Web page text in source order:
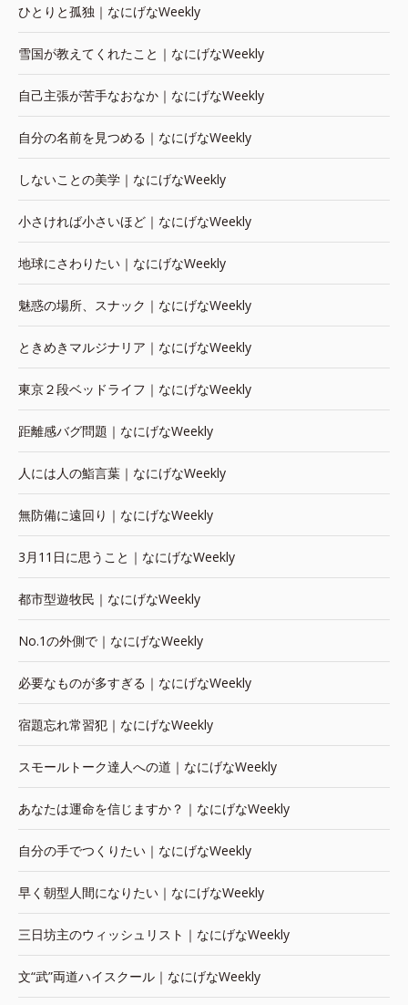
ひとりと孤独｜なにげなWeekly
雪国が教えてくれたこと｜なにげなWeekly
自己主張が苦手なおなか｜なにげなWeekly
自分の名前を見つめる｜なにげなWeekly
しないことの美学｜なにげなWeekly
小さければ小さいほど｜なにげなWeekly
地球にさわりたい｜なにげなWeekly
魅惑の場所、スナック｜なにげなWeekly
ときめきマルジナリア｜なにげなWeekly
東京２段ベッドライフ｜なにげなWeekly
距離感バグ問題｜なにげなWeekly
人には人の鮨言葉｜なにげなWeekly
無防備に遠回り｜なにげなWeekly
3月11日に思うこと｜なにげなWeekly
都市型遊牧民｜なにげなWeekly
No.1の外側で｜なにげなWeekly
必要なものが多すぎる｜なにげなWeekly
宿題忘れ常習犯｜なにげなWeekly
スモールトーク達人への道｜なにげなWeekly
あなたは運命を信じますか？｜なにげなWeekly
自分の手でつくりたい｜なにげなWeekly
早く朝型人間になりたい｜なにげなWeekly
三日坊主のウィッシュリスト｜なにげなWeekly
文“武”両道ハイスクール｜なにげなWeekly